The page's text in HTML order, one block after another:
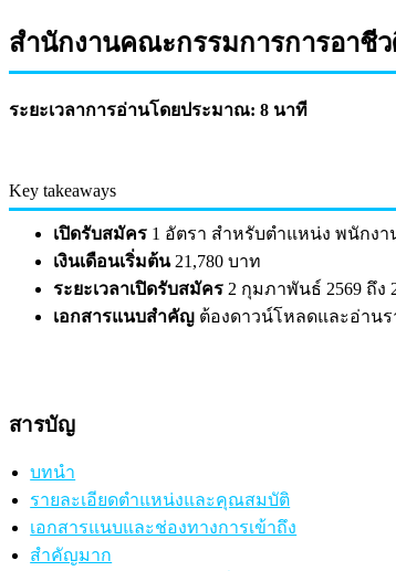
สำนักงานคณะกรรมการการอาชี
ระยะเวลาการอ่านโดยประมาณ: 8 นาที
Key takeaways
เปิดรับสมัคร 1 อัตรา สำหรับตำแหน่ง พนักง
เงินเดือนเริ่มต้น21,780 บาท
ระยะเวลาเปิดรับสมัคร 2 กุมภาพันธ์ 2569 ถึง
เอกสารแนบสำคัญ ต้องดาวน์โหลดและอ่านร
สารบัญ
บทนำ
รายละเอียดตำแหน่งและคุณสมบัติ
เอกสารแนบและช่องทางการเข้าถึง
สำคัญมาก